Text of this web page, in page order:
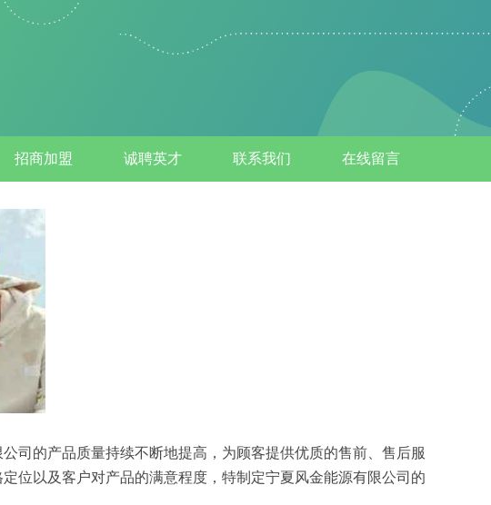
招商加盟 诚聘英才 联系我们 在线留言
司的产品质量持续不断地提高，为顾客提供优质的售前、售后服
位以及客户对产品的满意程度，特制定宁夏风金能源有限公司的